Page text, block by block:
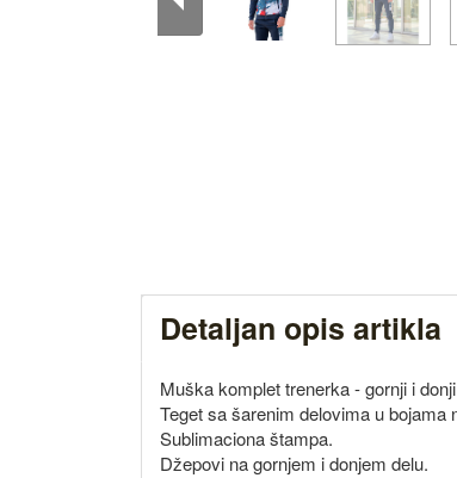
Detaljan opis artikla
Muška komplet trenerka - gornji i
Teget sa šarenim delovima u
Sublimaciona štampa.
Džepovi na gornjem i donjem delu.